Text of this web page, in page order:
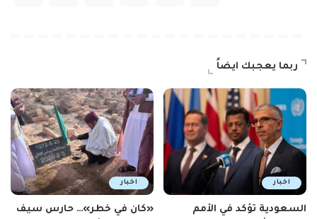
ربما يعجبك ايضاً
اخبار
السعودية تؤكد في الأمم
اخبار
«كان في خطر»… حارس سيف